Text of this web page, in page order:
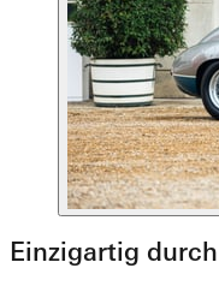
Einzigartig